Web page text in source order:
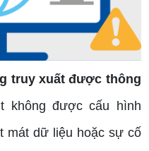
truy xuất được thông
không được cấu hình
mát dữ liệu hoặc sự cố